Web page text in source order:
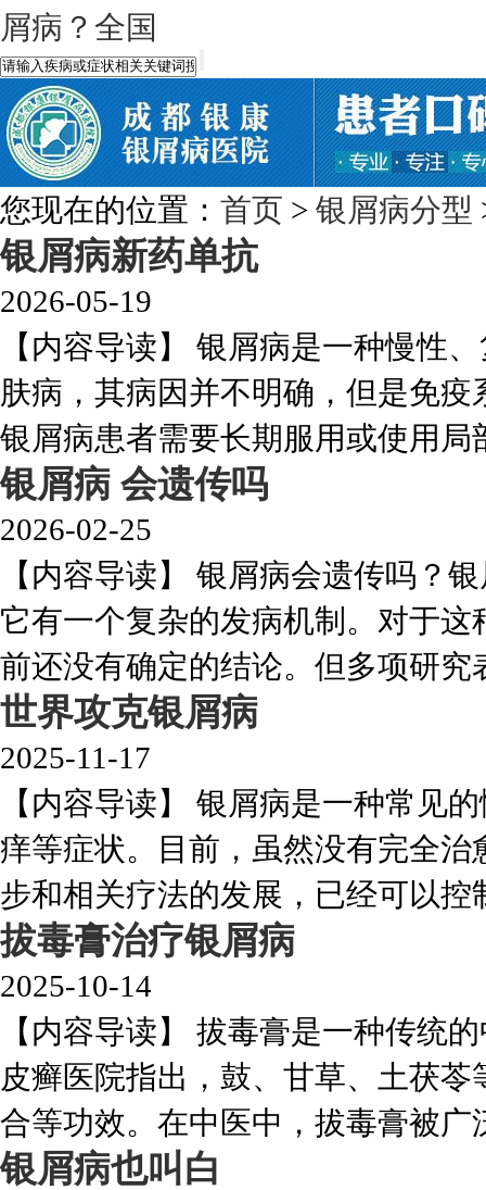
屑病？全国
您现在的位置： 首页 > 银屑病分型
银屑病新药单抗
2026-05-19
【内容导读】 银屑病是一种慢性
肤病，其病因并不明确，但是免
银屑病患者需要长期服用或使用
银屑病 会遗传吗
2026-02-25
【内容导读】 银屑病会遗传吗？
它有一个复杂的发病机制。对于
前还没有确定的结论。但多项研
世界攻克银屑病
2025-11-17
【内容导读】 银屑病是一种常见
痒等症状。目前，虽然没有完全
步和相关疗法的发展，已经可以
拔毒膏治疗银屑病
2025-10-14
【内容导读】 拔毒膏是一种传统
皮癣医院指出，鼓、甘草、土茯
合等功效。在中医中，拔毒膏被
银屑病也叫白